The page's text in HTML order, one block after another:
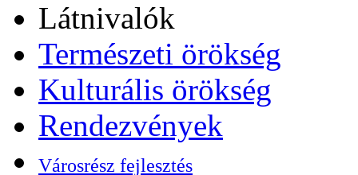
Látnivalók
Természeti örökség
Kulturális örökség
Rendezvények
Városrész fejlesztés